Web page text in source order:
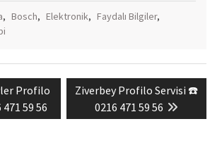
, Bosch, Elektronik, Faydalı Bilgiler,
Profilo
59 56
Next
post:
Ziverbey Profilo Servisi ☎️
0216 471 59 56